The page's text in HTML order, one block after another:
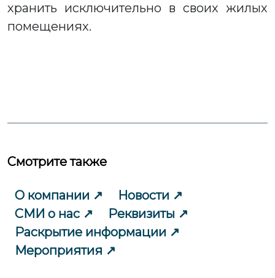
хранить исключительно в своих жилых
помещениях.
Смотрите также
О компании
Новости
СМИ о нас
Реквизиты
Раскрытие информации
Мероприятия